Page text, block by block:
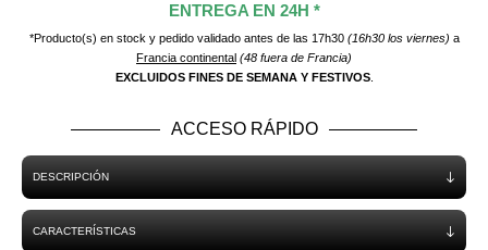
ENTREGA EN 24H *
*Producto(s) en stock y pedido validado antes de las 17h30 (16h30 los viernes) a
Francia continental (48 fuera de Francia)
EXCLUIDOS FINES DE SEMANA Y FESTIVOS.
ACCESO RÁPIDO
DESCRIPCIÓN
CARACTERÍSTICAS